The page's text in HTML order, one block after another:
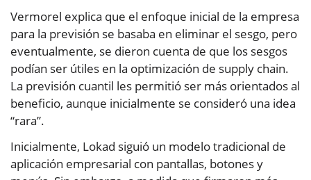
Vermorel explica que el enfoque inicial de la empresa
para la previsión se basaba en eliminar el sesgo, pero
eventualmente, se dieron cuenta de que los sesgos
podían ser útiles en la optimización de supply chain.
La previsión cuantil les permitió ser más orientados al
beneficio, aunque inicialmente se consideró una idea
“rara”.
Inicialmente, Lokad siguió un modelo tradicional de
aplicación empresarial con pantallas, botones y